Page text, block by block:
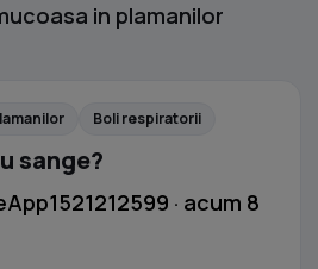
in plamanilor
Boli respiratorii
sange?
· acum 8